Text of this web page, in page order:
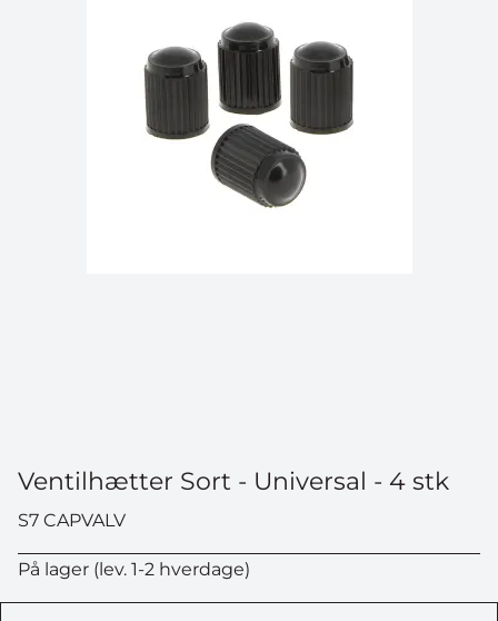
Ventilhætter Sort - Universal - 4 stk
S7 CAPVALV
På lager (lev. 1-2 hverdage)